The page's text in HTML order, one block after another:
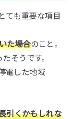
ても重要な項目
た場合のこと。
そうです。
電した地域
引くかもしれな